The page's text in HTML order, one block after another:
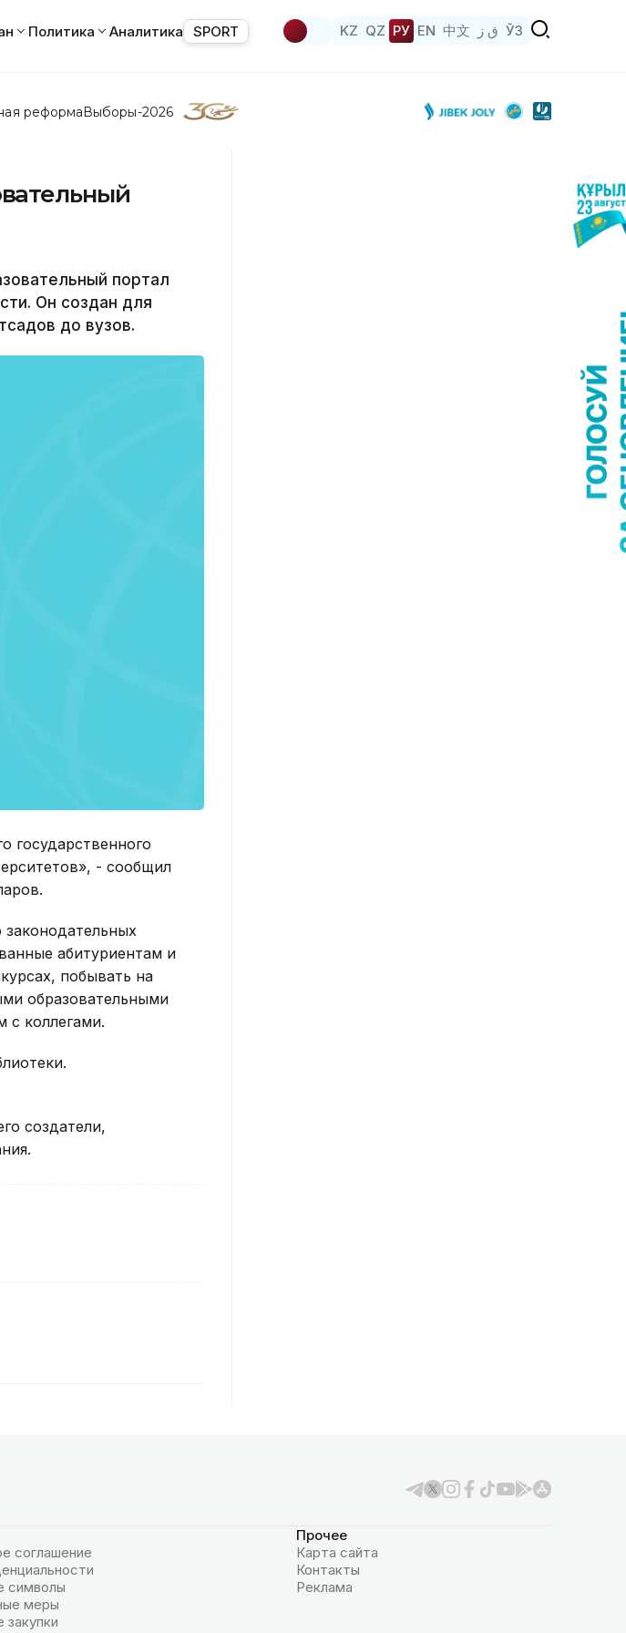
Политика Аналитика SPORT KZ QZ РУ EN 中文 ق ز ЎЗ
реформаВыборы-2026
портал
Он создан для
до вузов.
государственного
- сообщил
абитуриентам и
побывать на
образовательными
с коллегами.
создатели,
соглашение
символы
меры
закупки
Прочее
Карта сайта
Контакты
Реклама